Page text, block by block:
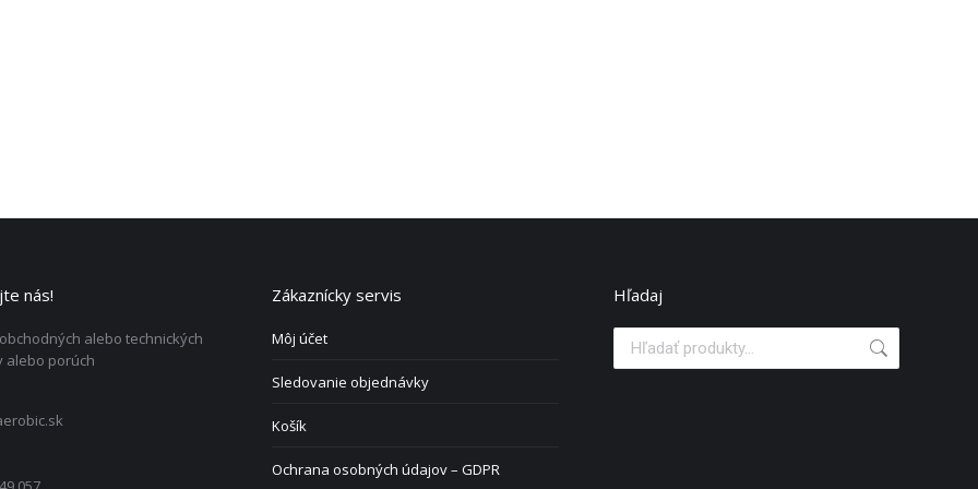
nás!
alebo technických
alebo porúch
Zákaznícky servis
Môj účet
Sledovanie objednávky
Košík
Ochrana osobných údajov – GDPR
Hľadaj